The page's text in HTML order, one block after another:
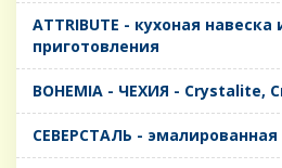
ATTRIBUTE - кухоная
приготовления
BOHEMIA - ЧЕХИЯ - Crystalite,
CЕВЕРСТАЛЬ - эмалированная